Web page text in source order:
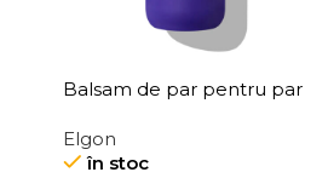
Balsam de par pentru par
Conditioner
Elgon
în stoc